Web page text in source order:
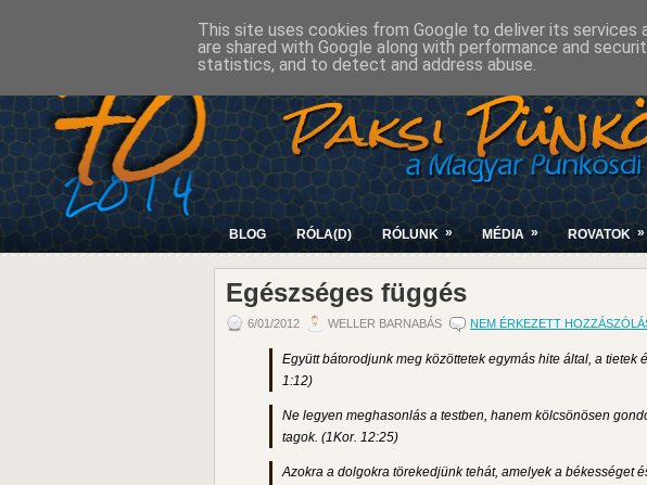
BLOG RÓLA(D) RÓLUNK » MÉDIA » ROVATOK »
Egészséges függés
6/01/2012 WELLER BARNABÁS NEM ÉRKEZETT
Együtt bátorodjunk meg közöttetek egymás hite által, a tietek
1:12)
Ne legyen meghasonlás a testben, hanem kölcsönösen
tagok. (1Kor. 12:25)
Azokra a dolgokra törekedjünk tehát, amelyek a békességet
This site uses cookies from Google to deliver its services
are shared with Google along with performance and
statistics, and to detect and address abuse.